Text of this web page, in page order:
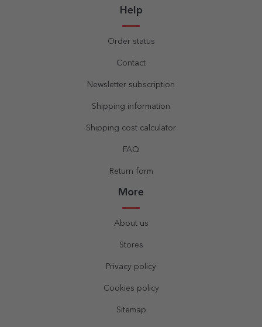
Help
Order status
Contact
Newsletter subscription
Shipping information
Shipping cost calculator
FAQ
Return form
More
About us
Stores
Privacy policy
Cookies policy
Sitemap